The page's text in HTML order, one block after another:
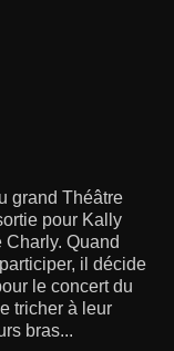
grand Théâtre
pour Kally
Quand
il décide
le concert du
tricher à leur
bras...